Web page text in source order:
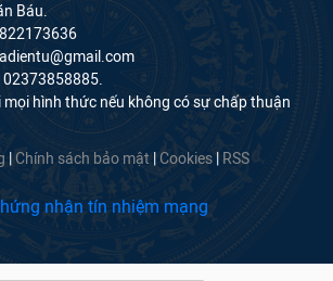
Báu.
02373858885.
mọi hình thức nếu không có sự chấp thuận
Chính sách bảo mật Cookies RSS